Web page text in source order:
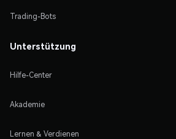
Trading-Bots
Unterstützung
Hilfe-Center
Akademie
Lernen & Verdienen